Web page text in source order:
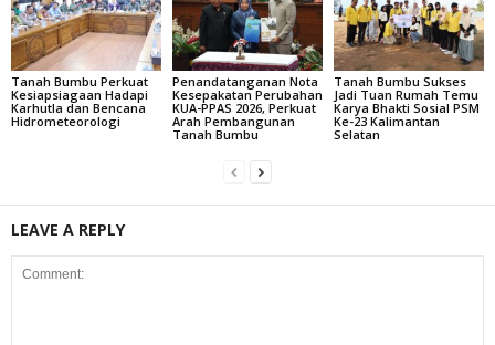
Tanah Bumbu Perkuat
Kesiapsiagaan Hadapi
Karhutla dan Bencana
Hidrometeorologi
Penandatanganan Nota
Kesepakatan Perubahan
KUA-PPAS 2026, Perkuat
Arah Pembangunan
Tanah Bumbu
Tanah Bumbu Sukses
Jadi Tuan Rumah Temu
Karya Bhakti Sosial PSM
Ke-23 Kalimantan
Selatan
LEAVE A REPLY